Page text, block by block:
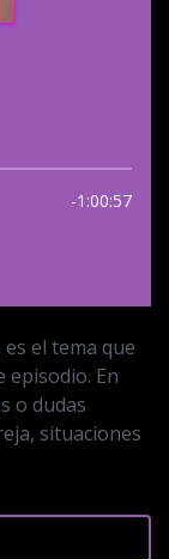
es el tema que
episodio. En
o dudas
situaciones